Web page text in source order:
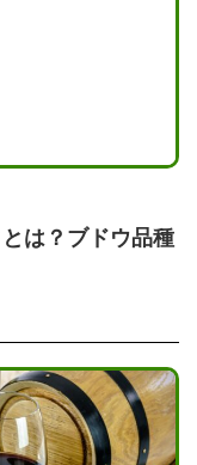
は？ブドウ品種